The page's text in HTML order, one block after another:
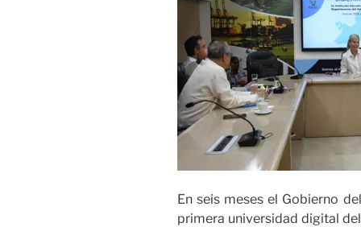
En seis meses el Gobierno
primera universidad digital